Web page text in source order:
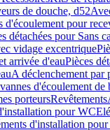
de douche, d52
d'écoulement pour
détachées pour Sans
vidage excentrique
arrivée d'eauPièces
A déclenchement par
d'écoulement de
porteursRevêtements
pour WC
d'installation